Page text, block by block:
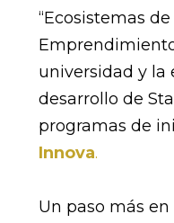
“Ecosistemas
universidad y la
desarrollo de
programas de
Innova.
Un paso más